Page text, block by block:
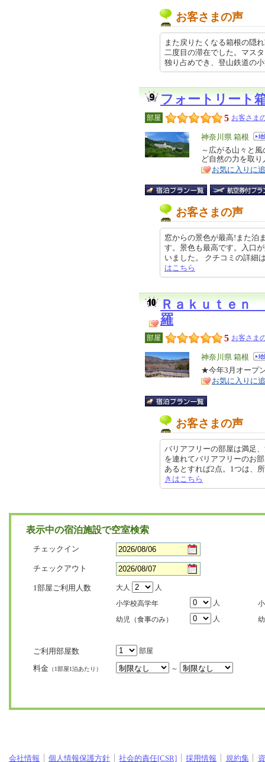
お客さまの声
また戻りたくなる箱根の隠
二度目の滞在でした。マス
独り占めでき、登山鉄道の
フォートリート
部屋 5 お客さま
エ
リ
ア
神奈川県 箱根
特
徴
～広がる山々と
ど自然の力を取
お気に入りに
お客さまの声
窓からの景色が最高!また泊
す。景色も最高です。入口
いました。 クチコミの詳
はこちら
Ｒａｋｕｔｅ
羅
部屋 5 お客さま
エ
リ
ア
神奈川県 箱根
特
徴
★今年3月オープ
お気に入りに
お客さまの声
バリアフリーの部屋は満足
を連れてバリアフリーのお
あるとすれば2点。1つは、
きはこちら
表示中の宿泊施設で空室検索
チェックイン
チェックアウト
1部屋ご利用人数 大人
人
小学校高学年
人
幼児（食事のみ）
人
ご利用部屋数 部屋
料金 （1部屋1泊あたり） ～
会社情報 個人情報保護方針 社会的責任[CSR] 採用情報 規約集